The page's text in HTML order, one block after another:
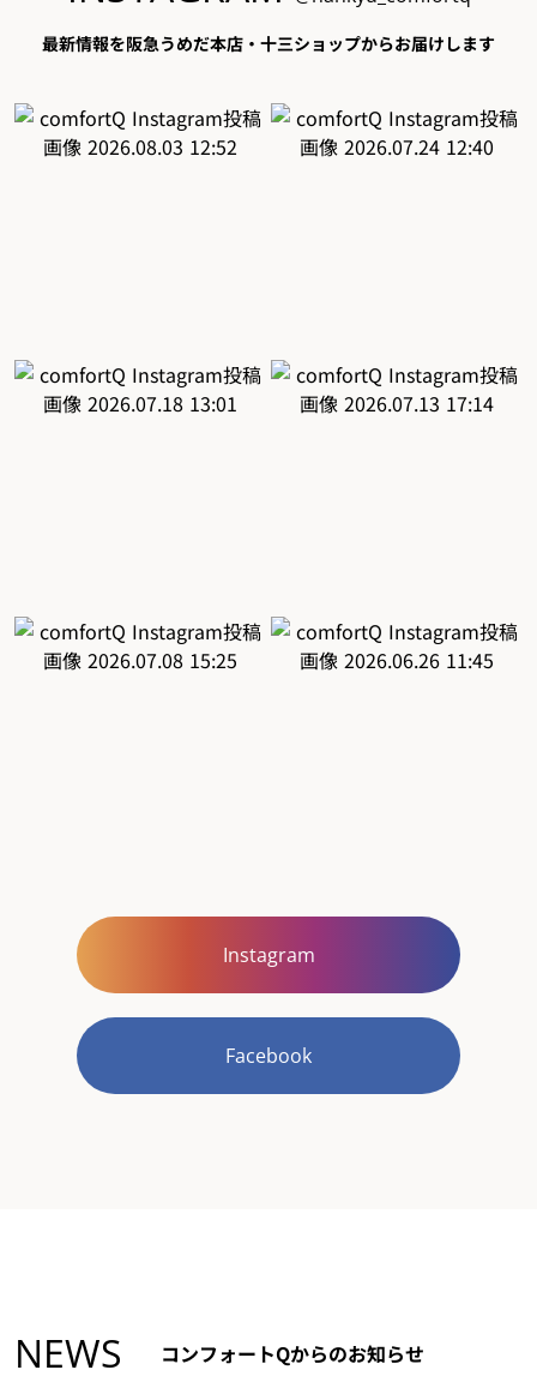
最新情報を阪急うめだ本店・十三ショップからお届けします
Instagram
Facebook
NEWS コンフォートQからのお知らせ